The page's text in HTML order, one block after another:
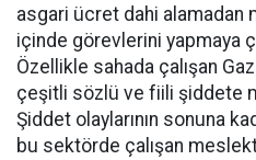
asgari ücret dahi alamadan
içinde görevlerini yapmaya
Özellikle sahada çalışan
çeşitli sözlü ve fiili şiddete
Şiddet olaylarının sonuna
bu sektörde çalışan